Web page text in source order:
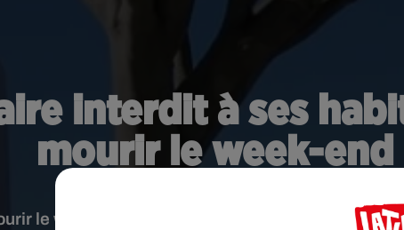
interdit à ses
mourir le week-end
le week-end ! C'est la décision étonnante prise